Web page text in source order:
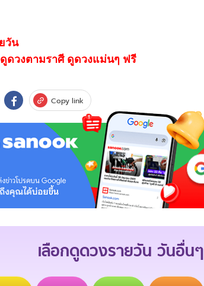
วัน
ดวงตามราศี ดูดวงแม่นๆ ฟรี
Copy link
เลือกดูดวงรายวัน วันอื่นๆ